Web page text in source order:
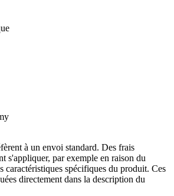
à un envoi standard. Des frais
s'appliquer, par exemple en raison du
caractéristiques spécifiques du produit. Ces
directement dans la description du